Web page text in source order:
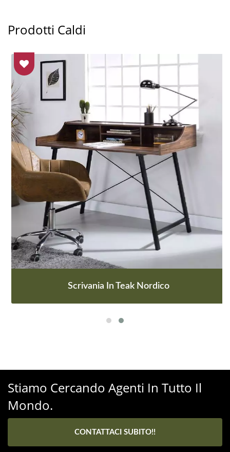
Prodotti Caldi
Scrivania In Teak Nordico
Stiamo Cercando Agenti In Tutto Il
Mondo.
CONTATTACI SUBITO!!